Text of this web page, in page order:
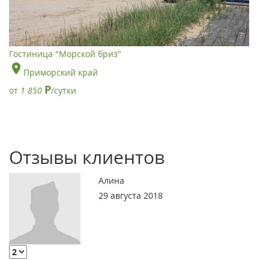
Гостиница "Морской бриз"
Приморский край
от 1 850 Р/сутки
Отзывы клиентов
Алина
29 августа 2018